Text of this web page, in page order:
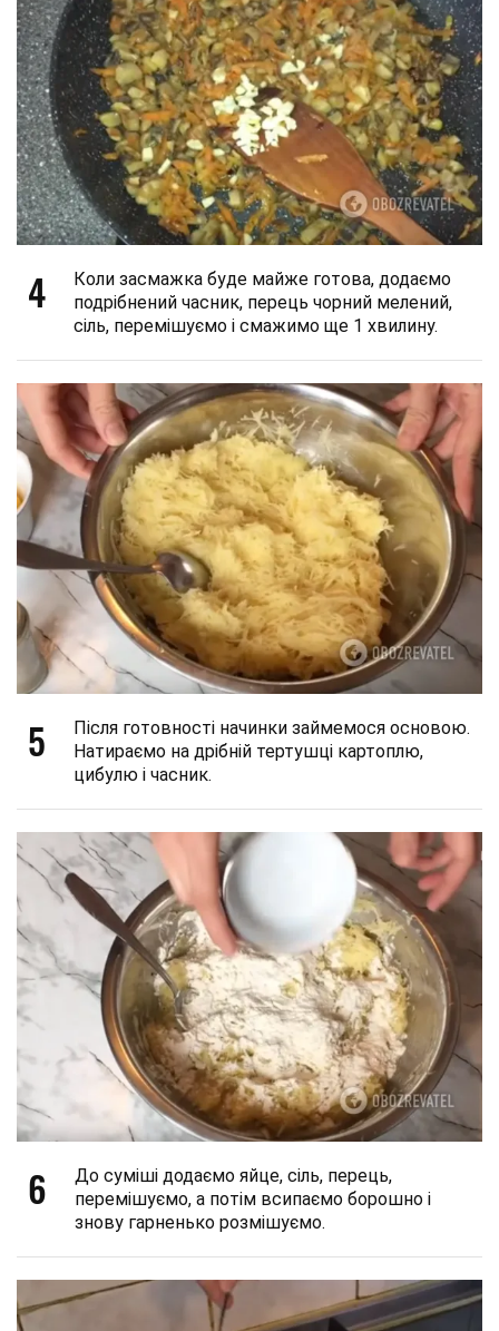
4
Коли засмажка буде майже готова, додаємо
подрібнений часник, перець чорний мелений,
сіль, перемішуємо і смажимо ще 1 хвилину.
5
Після готовності начинки займемося основою.
Натираємо на дрібній тертушці картоплю,
цибулю і часник.
6
До суміші додаємо яйце, сіль, перець,
перемішуємо, а потім всипаємо борошно і
знову гарненько розмішуємо.